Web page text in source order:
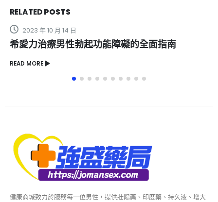
RELATEDPOSTS
2024 年 1 月 28 日
美國BIG-PENIS大陰莖增大丸真的有效嗎？瞭解
成分和效果！